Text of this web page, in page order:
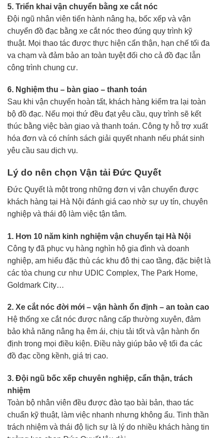
5. Triển khai vận chuyển bằng xe cắt nóc
Đội ngũ nhân viên tiến hành nâng hạ, bốc xếp và vận
chuyển đồ đạc bằng xe cắt nóc theo đúng quy trình kỹ
thuật. Mọi thao tác được thực hiện cẩn thận, hạn chế tối đa
va chạm và đảm bảo an toàn tuyệt đối cho cả đồ đạc lẫn
công trình chung cư.
6. Nghiệm thu – bàn giao – thanh toán
Sau khi vận chuyển hoàn tất, khách hàng kiểm tra lại toàn
bộ đồ đạc. Nếu mọi thứ đều đạt yêu cầu, quy trình sẽ kết
thúc bằng việc bàn giao và thanh toán. Công ty hỗ trợ xuất
hóa đơn và có chính sách giải quyết nhanh nếu phát sinh
yêu cầu sau dịch vụ.
Lý do nên chọn Vận tải Đức Quyết
Đức Quyết là một trong những đơn vị vận chuyển được
khách hàng tại Hà Nội đánh giá cao nhờ sự uy tín, chuyên
nghiệp và thái độ làm việc tận tâm.
1. Hơn 10 năm kinh nghiệm vận chuyển tại Hà Nội
Công ty đã phục vụ hàng nghìn hộ gia đình và doanh
nghiệp, am hiểu đặc thù các khu đô thị cao tầng, đặc biệt là
các tòa chung cư như UDIC Complex, The Park Home,
Goldmark City…
2. Xe cắt nóc đời mới – vận hành ổn định – an toàn cao
Hệ thống xe cắt nóc được nâng cấp thường xuyên, đảm
bảo khả năng nâng hạ êm ái, chịu tải tốt và vận hành ổn
định trong mọi điều kiện. Điều này giúp bảo vệ tối đa các
đồ đạc cồng kềnh, giá trị cao.
3. Đội ngũ bốc xếp chuyên nghiệp, cẩn thận, trách
nhiệm
Toàn bộ nhân viên đều được đào tạo bài bản, thao tác
chuẩn kỹ thuật, làm việc nhanh nhưng không ẩu. Tinh thần
trách nhiệm và thái độ lịch sự là lý do nhiều khách hàng tin